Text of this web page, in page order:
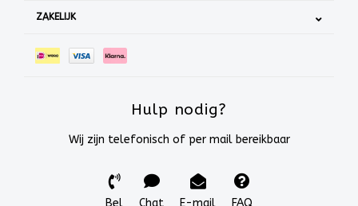
ZAKELIJK
Hulp nodig?
Wij zijn telefonisch of per mail bereikbaar
Bel Chat E-mail FAQ